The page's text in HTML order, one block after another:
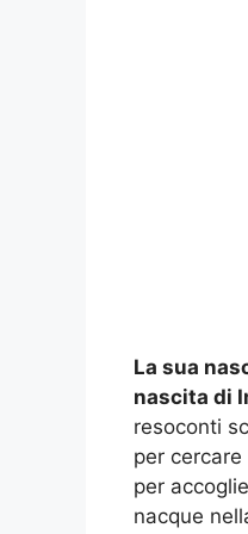
La sua
nascita di
resoconti
per
per
nacque